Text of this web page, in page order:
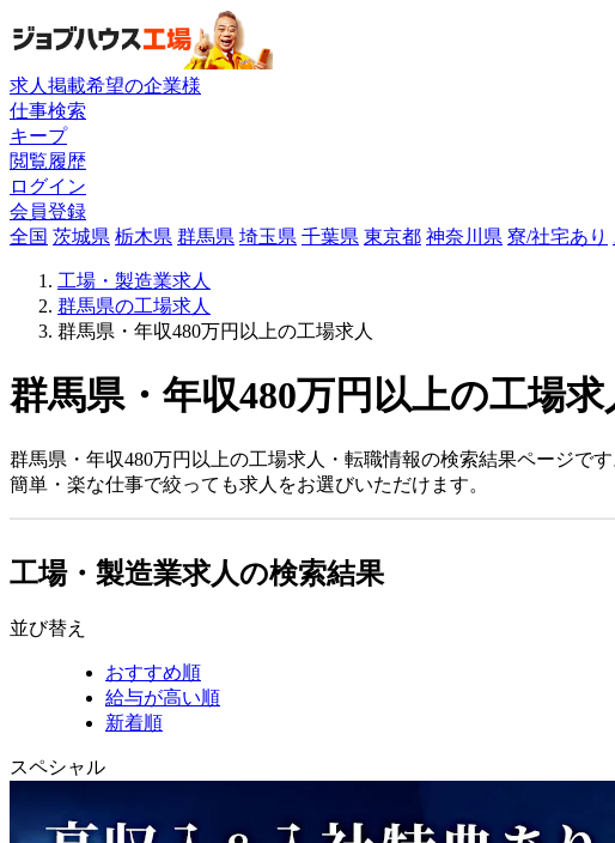
求人掲載希望の企業様
仕事検索
キープ
閲覧履歴
ログイン
会員登録
全国 茨城県 栃木県 群馬県 埼玉県 千葉県 東京都 神奈川県 寮/社宅あり
工場・製造業求人
群馬県の工場求人
群馬県・年収480万円以上の工場求人
群馬県・年収480万円以上の工場
群馬県・年収480万円以上の工場求人・転職情報の検索結果ページで
簡単・楽な仕事で絞っても求人をお選びいただけます。
工場・製造業求人の検索結果
並び替え
おすすめ順
給与が高い順
新着順
スペシャル